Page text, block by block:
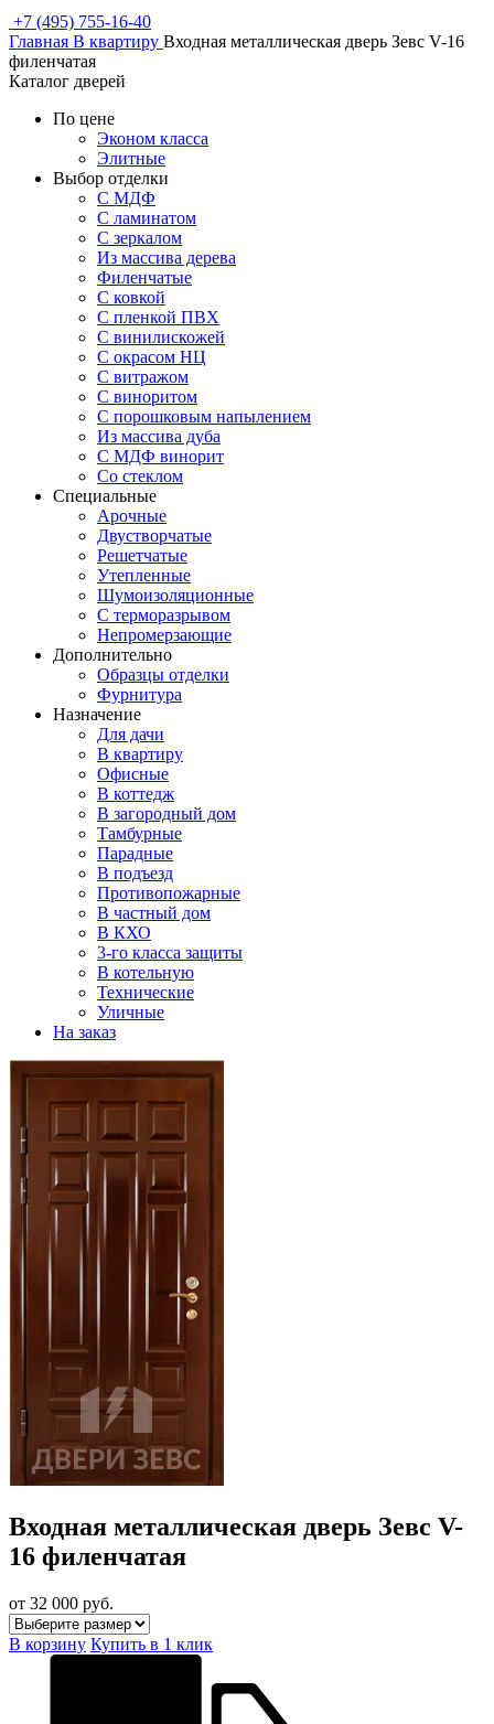
+7 (495) 755-16-40
Главная В квартиру Входная металлическая дверь Зевс V-16
филенчатая
Каталог дверей
По цене
Эконом класса
Элитные
Выбор отделки
С МДФ
С ламинатом
С зеркалом
Из массива дерева
Филенчатые
С ковкой
С пленкой ПВХ
С винилискожей
С окрасом НЦ
С витражом
С виноритом
С порошковым напылением
Из массива дуба
С МДФ винорит
Со стеклом
Специальные
Арочные
Двустворчатые
Решетчатые
Утепленные
Шумоизоляционные
С терморазрывом
Непромерзающие
Дополнительно
Образцы отделки
Фурнитура
Назначение
Для дачи
В квартиру
Офисные
В коттедж
В загородный дом
Тамбурные
Парадные
В подъезд
Противопожарные
В частный дом
В КХО
3-го класса защиты
В котельную
Технические
Уличные
На заказ
Входная металлическая дверь Зевс V-
16 филенчатая
от 32 000 руб.
В корзину Купить в 1 клик